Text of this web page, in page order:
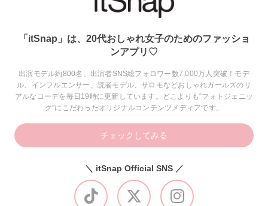
「itSnap」は、20代おしゃれ女子のためのファッショ
ンアプリ♡
出演モデル約800名、出演者SNS総フォロワー数7,000万人突破！モデ
ル、インフルエンサー、読者モデル、サロモなどおしゃれガールズのリ
アルなコーデを毎日19時に更新しています。どこよりも“フォトジェニッ
ク”にこだわったオリジナルコンテンツメディアです。
チェックしてみる
＼ itSnap Official SNS ／